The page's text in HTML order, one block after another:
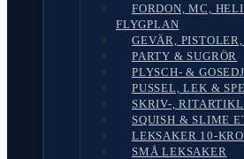
FORDON, MC,
FLYGPLAN
GEVÄR, PISTOLER,
PARTY & SUGRÖR
PLYSCH- &
PUSSEL, LEK &
SKRIV-,
SQUISH & SLIME
LEKSAKER 10-
SMÅ LEKSAKER